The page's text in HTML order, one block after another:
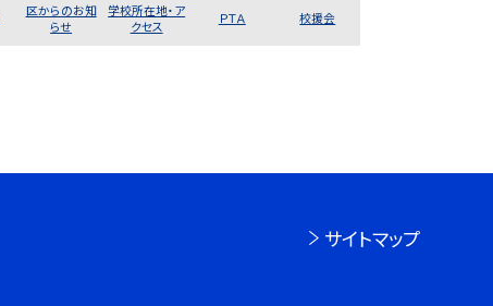
区からのお知
らせ
学校所在地・ア
クセス
ＰＴＡ 校援会
サイトマップ